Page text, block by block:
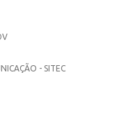
- SITEC